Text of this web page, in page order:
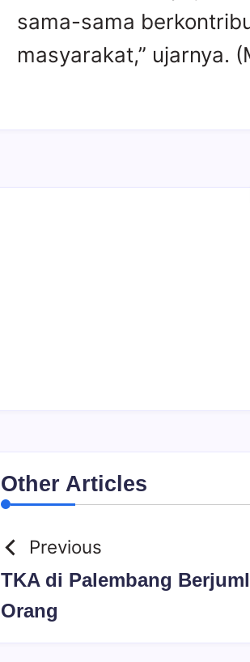
sama-sama
masyarakat,” ujarnya.
Other Articles
Previous
TKA di Palembang
Orang